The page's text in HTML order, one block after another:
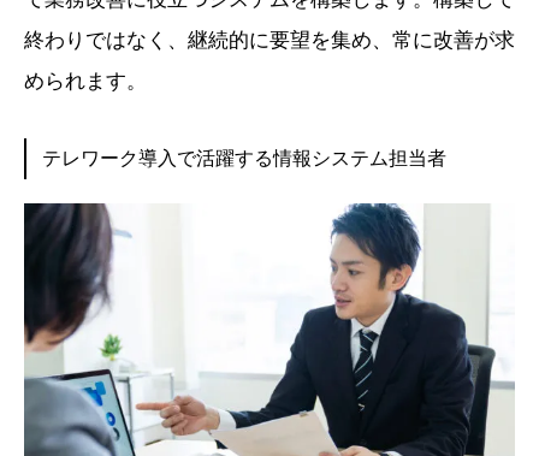
終わりではなく、継続的に要望を集め、常に改善が求
められます。
テレワーク導入で活躍する情報システム担当者